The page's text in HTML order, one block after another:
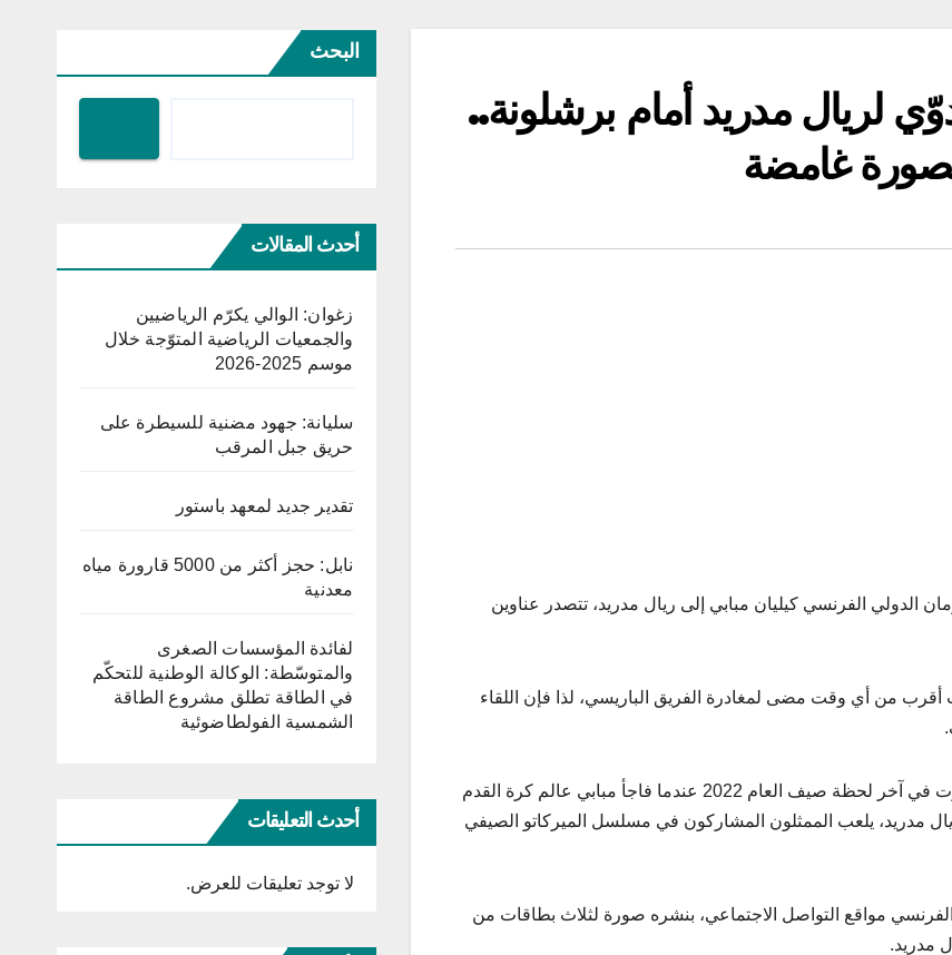
لريال مدريد أمام برشلونة..
غامضة
الدولي الفرنسي كيليان مبابي إلى ريال مدريد، تتصدر عناوين
أقرب من أي وقت مضى لمغادرة الفريق الباريسي، لذا فإن اللقاء
وفي ظل الشائعات المتواترة بشأن إبرام هذه الصفقة التي انهارت في آخر لحظة صيف العام 2022 عندما فاجأ مبابي عالم كرة القدم
مدريد، يلعب الممثلون المشاركون في مسلسل الميركاتو الصيفي
مواقع التواصل الاجتماعي، بنشره صورة لثلاث بطاقات من
البحث
أحدث المقالات
زغوان: الوالي يكرّم الرياضيين
والجمعيات الرياضية المتوّجة خلال
موسم 2025-2026
سليانة: جهود مضنية للسيطرة على
حريق جبل المرقب
تقدير جديد لمعهد باستور
نابل: حجز أكثر من 5000 قارورة مياه
معدنية
لفائدة المؤسسات الصغرى
والمتوسّطة: الوكالة الوطنية للتحكّم
في الطاقة تطلق مشروع الطاقة
الشمسية الفولطاضوئية
أحدث التعليقات
لا توجد تعليقات للعرض.